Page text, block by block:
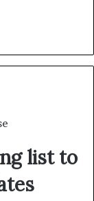
list to